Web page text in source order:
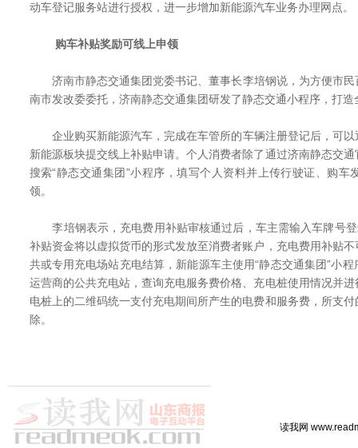
动车登记服务站进行授权，进一步增加新能源汽车业务办理网点。
购车补贴奖励可线上申领
济南市静态交通集团党委书记、董事长李培钢说，为方便市民
南市发改委委托，济南静态交通集团研发了静态交通小程序，打造
企业购买新能源汽车，完成在车管所的车辆注册登记后，可以
新能源板块提交线上补贴申请。个人消费者除了通过济南静态交
搜索“静态交通集团”小程序，填写个人资料并上传行驶证、购车
领。
李培钢表示，充电费用补贴审核通过后，车主需输入车牌号登
补贴资金将以虚拟货币的形式发放至消费者账户，充电费用补贴
共或专用充电场站充电结算，新能源车主使用“静态交通集团”小
运营商的公共充电站，查询充电服务费价格、充电桩使用情况并
电桩上的二维码统一支付充电期间所产生的电费和服务费，所支
除。
读我网